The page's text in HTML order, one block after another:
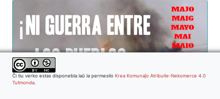
Ĉi tiu verko estas disponebla laŭ la permesilo Krea Komunaĵo Atribuite-Nekomerce 4.0
Tutmonda